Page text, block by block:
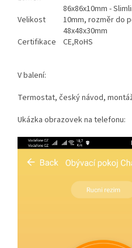
Velikost
86x86x10mm -
10mm, rozměr do
48x48x30mm
Certifikace
CE,RoHS
V balení:
Termostat, český návod,
Ukázka obrazovek na telefonu: